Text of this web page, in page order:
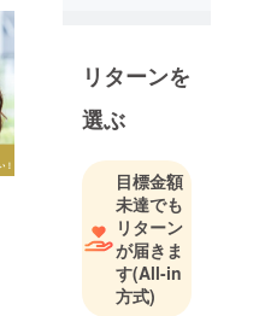
支援サポー
トを行う。
現在はス
営、ラジオ
パーソナリ
ティなどの
メディア活
動など幅広
く活動して
リターンを
選ぶ
目標金額
未達でも
リターン
が届きま
す(All-in
方式)